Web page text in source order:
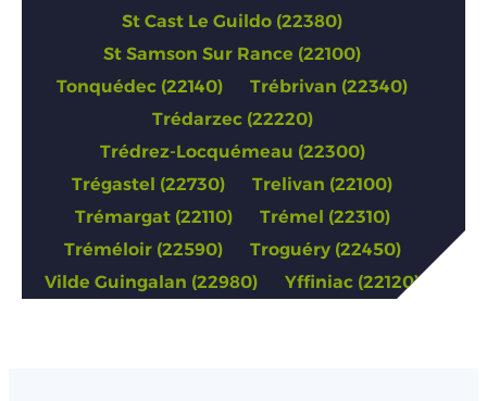
St Cast Le Guildo (22380)
St Samson Sur Rance (22100)
Tonquédec (22140)
Trébrivan (22340)
Trédarzec (22220)
Trédrez-Locquémeau (22300)
Trégastel (22730)
Trelivan (22100)
Trémargat (22110)
Trémel (22310)
Tréméloir (22590)
Troguéry (22450)
Vilde Guingalan (22980)
Yffiniac (22120)